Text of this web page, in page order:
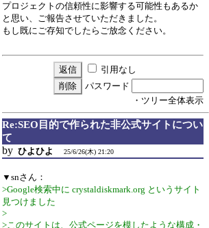
プロジェクトの信頼性に影響する可能性もあるか
と思い、ご報告させていただきました。
もし既にご存知でしたらご放念ください。
引用なし
パスワード
・ツリー全体表示
Re:SEO目的で作られた非公式サイトについ
て
by ひよひよ 25/6/26(木) 21:20
▼snさん：
>Google検索中に crystaldiskmark.org というサイト
見つけました
>
>このサイトは、公式ページを模したような構成・